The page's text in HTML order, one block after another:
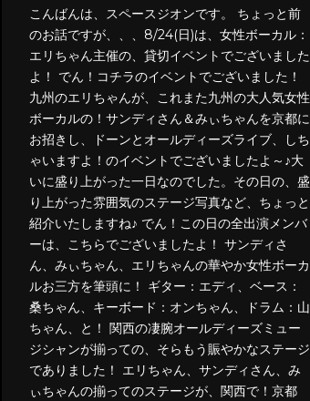
こんばんは、スペースジオンです。 ちょっと前
のお話ですが、、、8/24(日)は、女性ボーカル：
エリちゃん主催の、貸切イベントでございました
よ！ でん！コチラのイベントでございました！
九州のエリちゃんが、これまた九州の大人気女性
ボーカルの！サンディさん＆みぃちゃんを京都に
お招きし、ドーンとオールディーズライブ、しち
ゃいますよ！のイベントでございましたよ～♪大
いに盛り上がった一日なのでした。その日の、盛
り上がった雰囲気のステージ写真など、ちょっと
紹介いたしますね♪ でん！この日の全出演メンバ
ーは、こちらでございましたよ！ サンディさ
ん、みぃちゃん、エリちゃんの華やか女性ボーカ
ルお三方を筆頭に！ ギター：エディ、ベース：
桑ちゃん、キーボード：オンちゃん、ドラム：山
ちゃん、と！ 関西の凄腕オールディーズミュー
ジシャンが揃っての、そらもう賑やかなステージ
でありました！ エリちゃん、サンディさん、み
ぃちゃんの揃ってのステージが、関西で！京都